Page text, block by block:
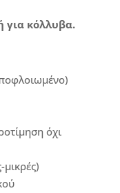
για κόλλυβα.
όχι